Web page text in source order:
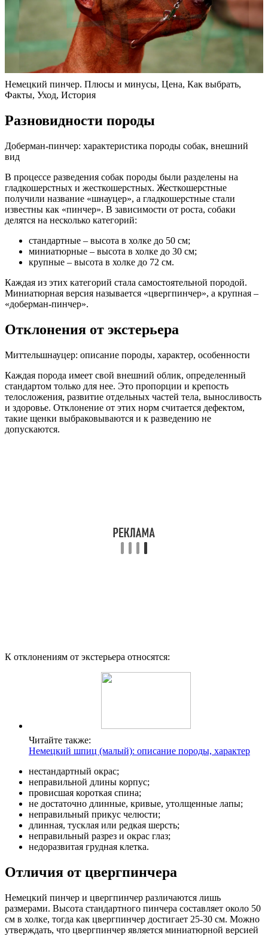
Немецкий пинчер. Плюсы и минусы, Цена, Как выбрать,
Факты, Уход, История
Разновидности породы
Доберман-пинчер: характеристика породы собак, внешний
вид
В процессе разведения собак породы были разделены на
гладкошерстных и жесткошерстных. Жесткошерстные
получили название «шнауцер», а гладкошерстные стали
известны как «пинчер». В зависимости от роста, собаки
делятся на несколько категорий:
стандартные – высота в холке до 50 см;
миниатюрные – высота в холке до 30 см;
крупные – высота в холке до 72 см.
Каждая из этих категорий стала самостоятельной породой.
Миниатюрная версия называется «цвергпинчер», а крупная –
«доберман-пинчер».
Отклонения от экстерьера
Миттельшнауцер: описание породы, характер, особенности
Каждая порода имеет свой внешний облик, определенный
стандартом только для нее. Это пропорции и крепость
телосложения, развитие отдельных частей тела, выносливость
и здоровье. Отклонение от этих норм считается дефектом,
такие щенки выбраковываются и к разведению не
допускаются.
К отклонениям от экстерьера относятся:
Читайте также:
Немецкий шпиц (малый): описание породы, характер
нестандартный окрас;
неправильной длины корпус;
провисшая короткая спина;
не достаточно длинные, кривые, утолщенные лапы;
неправильный прикус челюсти;
длинная, тусклая или редкая шерсть;
неправильный разрез и окрас глаз;
недоразвитая грудная клетка.
Отличия от цвергпинчера
Немецкий пинчер и цвергпинчер различаются лишь
размерами. Высота стандартного пинчера составляет около 50
см в холке, тогда как цвергпинчер достигает 25-30 см. Можно
утверждать, что цвергпинчер является миниатюрной версией